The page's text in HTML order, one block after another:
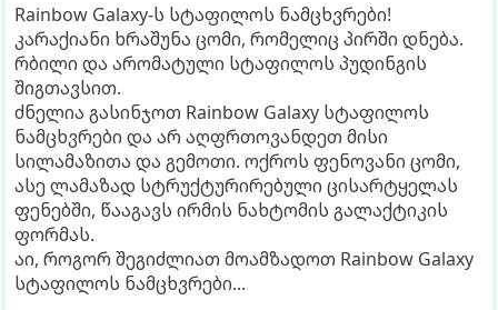
Rainbow Galaxy-ს სტაფილოს ნამცხვრები!
კარაქიანი ხრაშუნა ცომი, რომელიც პირში დნება.
რბილი და არომატული სტაფილოს პუდინგის
შიგთავსით.
ძნელია გასინჯოთ Rainbow Galaxy სტაფილოს
ნამცხვრები და არ აღფრთოვანდეთ მისი
სილამაზითა და გემოთი. ოქროს ფენოვანი ცომი,
ასე ლამაზად სტრუქტურირებული ცისარტყელას
ფენებში, წააგავს ირმის ნახტომის გალაქტიკის
ფორმას.
აი, როგორ შეგიძლიათ მოამზადოთ Rainbow Galaxy
სტაფილოს ნამცხვრები...